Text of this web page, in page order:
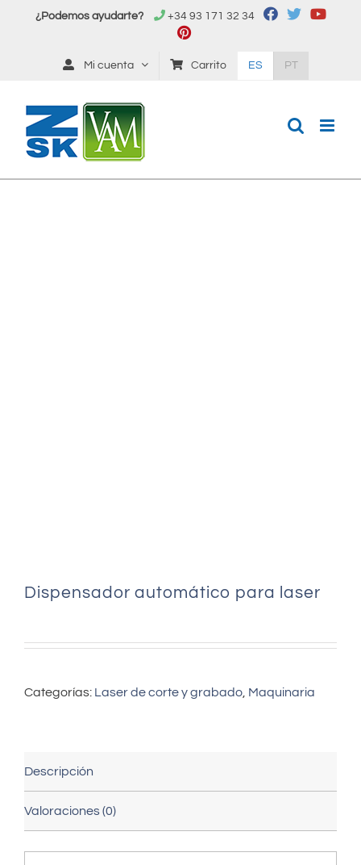
¿Podemos ayudarte? +34 93 171 32 34
Mi cuenta Carrito ES PT
Dispensador automático para laser
Categorías: Laser de corte y grabado Maquinaria
Descripción
Valoraciones (0)